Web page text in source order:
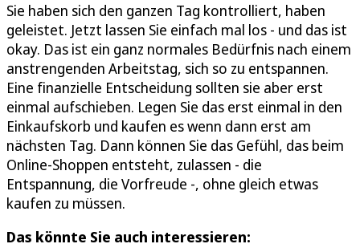
Sie haben sich den ganzen Tag kontrolliert, haben
geleistet. Jetzt lassen Sie einfach mal los - und das ist
okay. Das ist ein ganz normales Bedürfnis nach einem
anstrengenden Arbeitstag, sich so zu entspannen.
Eine finanzielle Entscheidung sollten sie aber erst
einmal aufschieben. Legen Sie das erst einmal in den
Einkaufskorb und kaufen es wenn dann erst am
nächsten Tag. Dann können Sie das Gefühl, das beim
Online-Shoppen entsteht, zulassen - die
Entspannung, die Vorfreude -, ohne gleich etwas
kaufen zu müssen.
Das könnte Sie auch interessieren: